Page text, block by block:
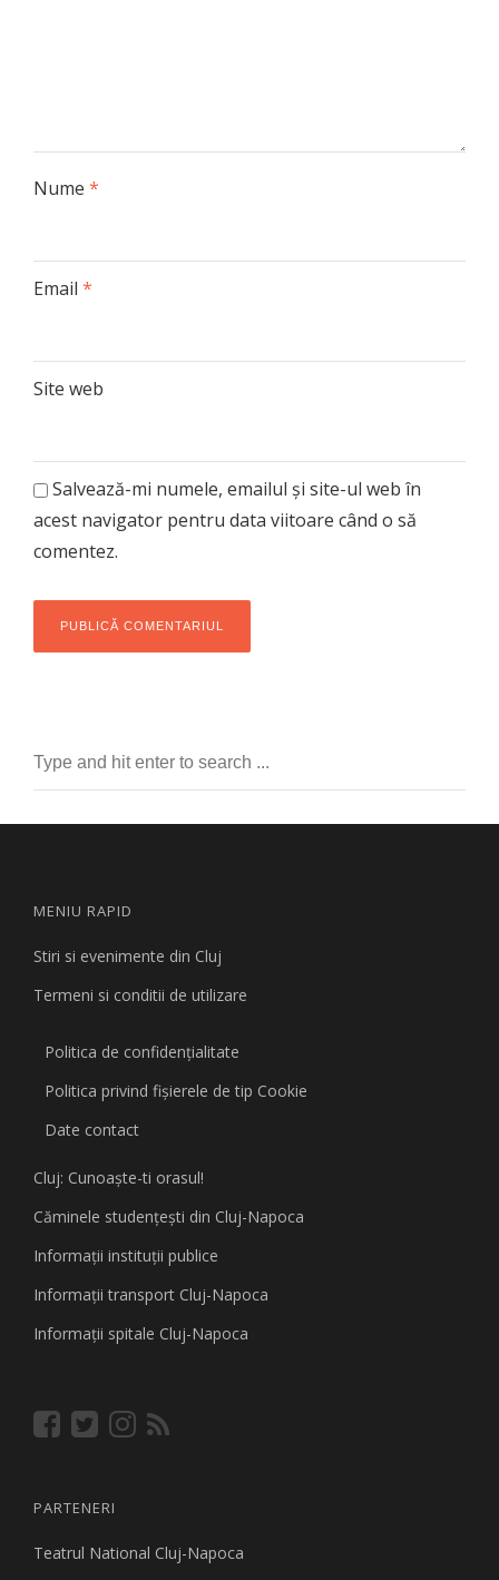
Nume *
Email *
Site web
Salvează-mi numele, emailul și site-ul web în
acest navigator pentru data viitoare când o să
comentez.
MENIU RAPID
Stiri si evenimente din Cluj
Termeni si conditii de utilizare
Politica de confidențialitate
Politica privind fişierele de tip Cookie
Date contact
Cluj: Cunoaşte-ti orasul!
Căminele studenţeşti din Cluj-Napoca
Informaţii instituţii publice
Informaţii transport Cluj-Napoca
Informaţii spitale Cluj-Napoca
PARTENERI
Teatrul National Cluj-Napoca